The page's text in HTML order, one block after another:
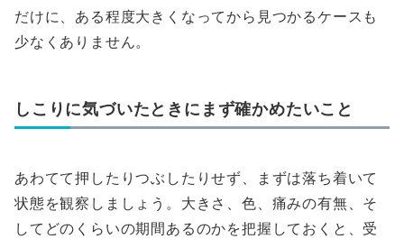
だけに、ある程度大きくなってから見つかるケースも
少なくありません。
しこりに気づいたときにまず確かめたいこと
あわてて押したりつぶしたりせず、まずは落ち着いて
状態を観察しましょう。大きさ、色、痛みの有無、そ
してどのくらいの期間あるのかを把握しておくと、受